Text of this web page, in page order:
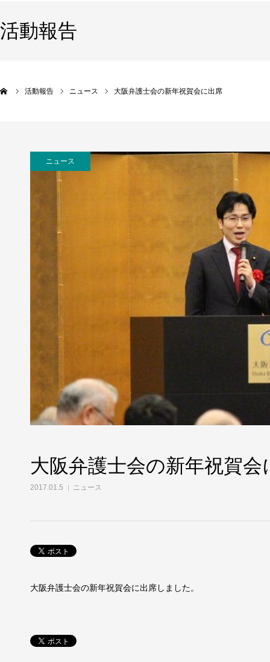
活動報告
活動報告 ニュース 大阪弁護士会の新年祝賀会に出席
ニュース
大阪弁護士会の新年祝賀会
2017.01.5 ニュース
大阪弁護士会の新年祝賀会に出席しました。